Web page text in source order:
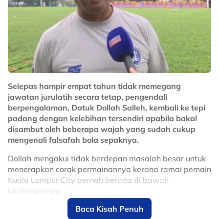
Selepas hampir empat tahun tidak memegang
jawatan jurulatih secara tetap, pengendali
berpengalaman, Datuk Dollah Salleh, kembali ke tepi
padang dengan kelebihan tersendiri apabila bakal
disambut oleh beberapa wajah yang sudah cukup
mengenali falsafah bola sepaknya.
Dollah mengakui tidak berdepan masalah besar untuk
menerapkan corak permainannya kerana ramai pemain
Kuala Lumpur City pernah berada di bawah
bimbingannya.
Kali terakhir dia membimbing pasukan sebagai
Baca Kisah Penuh